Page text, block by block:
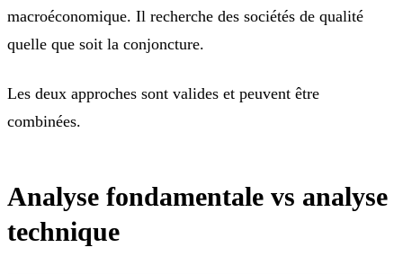
macroéconomique. Il recherche des sociétés de qualité
quelle que soit la conjoncture.
Les deux approches sont valides et peuvent être
combinées.
Analyse fondamentale vs analyse
technique